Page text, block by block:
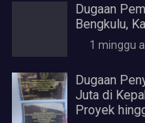
Dugaan
Bengkulu,
1 minggu
Dugaan
Juta di
Proyek